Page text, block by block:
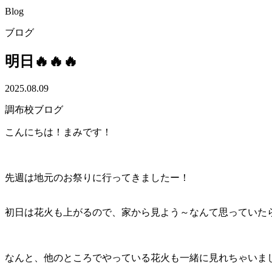
Blog
ブログ
明日🔥🔥🔥
2025.08.09
調布校ブログ
こんにちは！まみです！
先週は地元のお祭りに行ってきましたー！
初日は花火も上がるので、家から見よう～なんて思っていた
なんと、他のところでやっている花火も一緒に見れちゃいま